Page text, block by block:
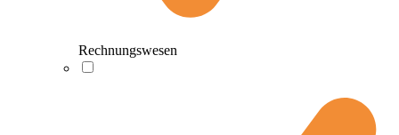
Rechnungswesen